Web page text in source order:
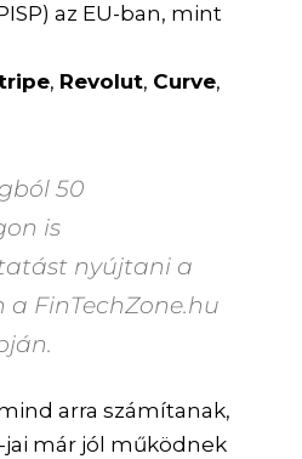
az EU-ban, mint
, Revolut, Curve,
50
is
nyújtani a
a FinTechZone.hu
arra számítanak,
jai már jól működnek